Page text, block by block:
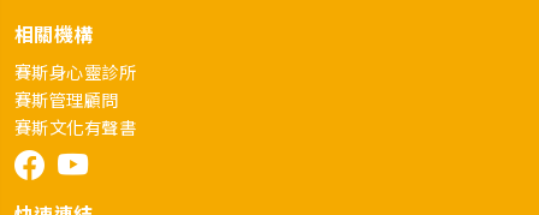
相關機構
賽斯身心靈診所
賽斯管理顧問
賽斯文化有聲書